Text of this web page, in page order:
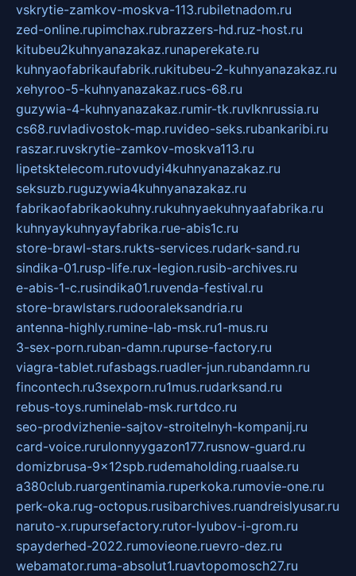
vskrytie-zamkov-moskva-113.rubiletnadom.ru
zed-online.rupimchax.rubrazzers-hd.ruz-host.ru
kitubeu2kuhnyanazakaz.runaperekate.ru
kuhnyaofabrikaufabrik.rukitubeu-2-kuhnyanazakaz.ru
xehyroo-5-kuhnyanazakaz.rucs-68.ru
guzywia-4-kuhnyanazakaz.rumir-tk.ruvlknrussia.ru
cs68.ruvladivostok-map.ruvideo-seks.rubankaribi.ru
raszar.ruvskrytie-zamkov-moskva113.ru
lipetsktelecom.rutovudyi4kuhnyanazakaz.ru
seksuzb.ruguzywia4kuhnyanazakaz.ru
fabrikaofabrikaokuhny.rukuhnyaekuhnyaafabrika.ru
kuhnyaykuhnyayfabrika.rue-abis1c.ru
store-brawl-stars.rukts-services.rudark-sand.ru
sindika-01.rusp-life.rux-legion.rusib-archives.ru
e-abis-1-c.rusindika01.ruvenda-festival.ru
store-brawlstars.rudooraleksandria.ru
antenna-highly.rumine-lab-msk.ru1-mus.ru
3-sex-porn.ruban-damn.rupurse-factory.ru
viagra-tablet.rufasbags.ruadler-jun.rubandamn.ru
fincontech.ru3sexporn.ru1mus.rudarksand.ru
rebus-toys.ruminelab-msk.rurtdco.ru
seo-prodvizhenie-sajtov-stroitelnyh-kompanij.ru
card-voice.rurulonnyygazon177.rusnow-guard.ru
domizbrusa-9x12spb.rudemaholding.ruaalse.ru
a380club.ruargentinamia.ruperkoka.rumovie-one.ru
perk-oka.rug-octopus.rusibarchives.ruandreislyusar.ru
naruto-x.rupursefactory.rutor-lyubov-i-grom.ru
spayderhed-2022.rumovieone.ruevro-dez.ru
webamator.ruma-absolut1.ruavtopomosch27.ru